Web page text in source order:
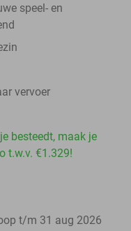
speel- en
vervoer
besteedt, maak je
t.w.v. €1.329!
t/m 31 aug 2026